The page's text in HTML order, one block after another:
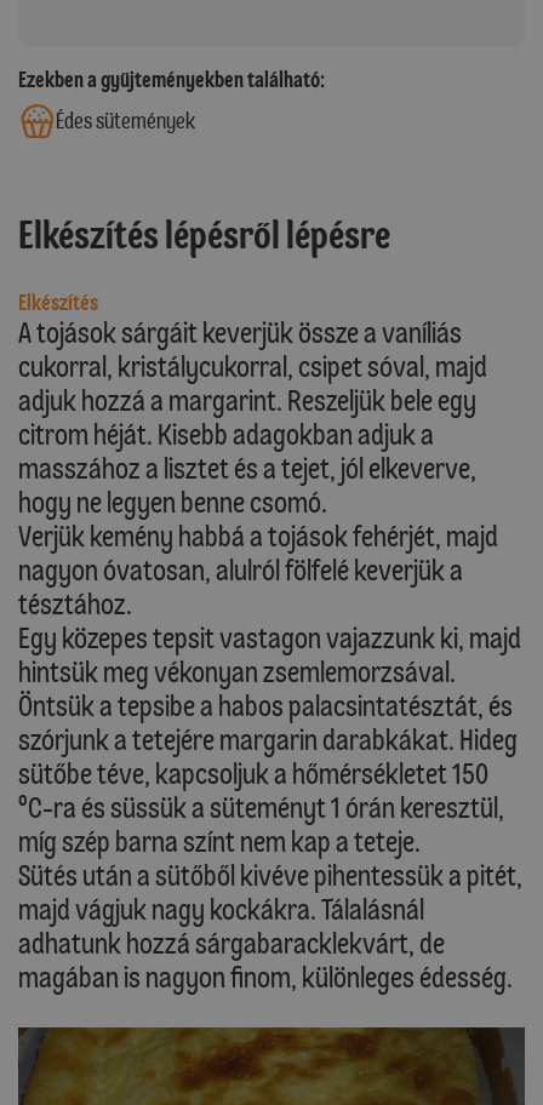
Ezekben a gyűjteményekben található:
Édes sütemények
Elkészítés lépésről lépésre
Elkészítés
A tojások sárgáit keverjük össze a vaníliás
cukorral, kristálycukorral, csipet sóval, majd
adjuk hozzá a margarint. Reszeljük bele egy
citrom héját. Kisebb adagokban adjuk a
masszához a lisztet és a tejet, jól elkeverve,
hogy ne legyen benne csomó.
Verjük kemény habbá a tojások fehérjét, majd
nagyon óvatosan, alulról fölfelé keverjük a
tésztához.
Egy közepes tepsit vastagon vajazzunk ki, majd
hintsük meg vékonyan zsemlemorzsával.
Öntsük a tepsibe a habos palacsintatésztát, és
szórjunk a tetejére margarin darabkákat. Hideg
sütőbe téve, kapcsoljuk a hőmérsékletet 150
ºC-ra és süssük a süteményt 1 órán keresztül,
míg szép barna színt nem kap a teteje.
Sütés után a sütőből kivéve pihentessük a pitét,
majd vágjuk nagy kockákra. Tálalásnál
adhatunk hozzá sárgabaracklekvárt, de
magában is nagyon finom, különleges édesség.